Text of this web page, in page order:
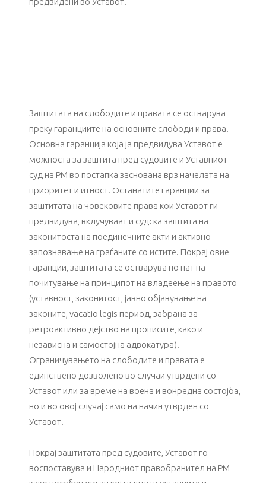
Заштитата на слободите и правата се остварува
преку гаранциите на основните слободи и права.
Основна гаранција која ја предвидува Уставот е
можноста за заштита пред судовите и Уставниот
суд на РМ во постапка заснована врз начелата на
приоритет и итност. Останатите гаранции за
заштитата на човековите права кои Уставот ги
предвидува, вклучуваат и судска заштита на
законитоста на поединечните акти и активно
запознавање на граѓаните со истите. Покрај овие
гаранции, заштитата се остварува по пат на
почитување на принципот на владеење на правото
(уставност, законитост, јавно објавување на
законите, vacatio legis период, забрана за
ретроактивно дејство на прописите, како и
независна и самостојна адвокатура).
Ограничувањето на слободите и правата e
единствено дозволено во случаи утврдени со
Уставот или за време на воена и вонредна состојба,
но и во овој случај само на начин утврден со
Уставот.
Покрај заштитата пред судовите, Уставот го
воспоставува и Народниот правобранител на РМ